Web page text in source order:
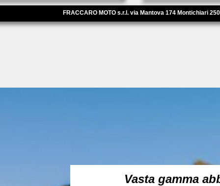
FRACCARO MOTO s.r.l. via Mantova 174 Montichiari
Vasta gamma